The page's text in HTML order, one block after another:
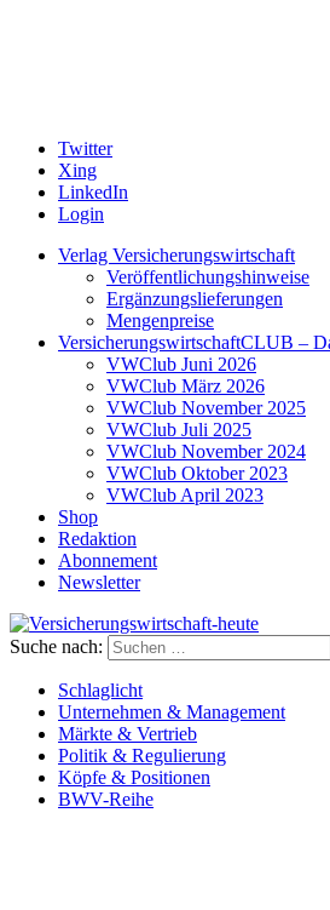
Twitter
Xing
LinkedIn
Login
Verlag Versicherungswirtschaft
Veröffentlichungshinweise
Ergänzungslieferungen
Mengenpreise
VersicherungswirtschaftCLUB –
VWClub Juni 2026
VWClub März 2026
VWClub November 2025
VWClub Juli 2025
VWClub November 2024
VWClub Oktober 2023
VWClub April 2023
Shop
Redaktion
Abonnement
Newsletter
Versicherungswirtschaft-heute
Suche nach:
Schlaglicht
Unternehmen & Management
Märkte & Vertrieb
Politik & Regulierung
Köpfe & Positionen
BWV-Reihe